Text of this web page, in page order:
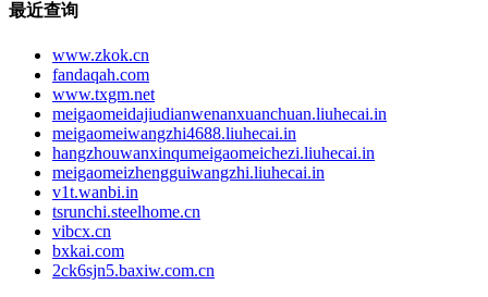
最近查询
www.zkok.cn
fandaqah.com
www.txgm.net
meigaomeidajiudianwenanxuanchuan.liuhecai.in
meigaomeiwangzhi4688.liuhecai.in
hangzhouwanxinqumeigaomeichezi.liuhecai.in
meigaomeizhengguiwangzhi.liuhecai.in
v1t.wanbi.in
tsrunchi.steelhome.cn
vibcx.cn
bxkai.com
2ck6sjn5.baxiw.com.cn